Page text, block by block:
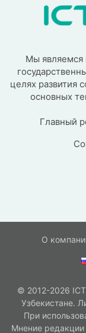
Мы являемся
целях развития
основных
Главный
О
© 2012-2026
Узбекистане.
При
Мнение